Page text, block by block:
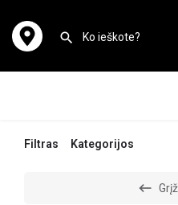
Filtras Kategorijos